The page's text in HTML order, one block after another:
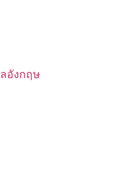
อังกฤษ